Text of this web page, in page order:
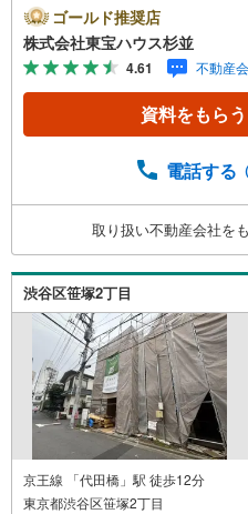
まる「未来カレンダー
うご自宅リフォームを
ラブ」。 ・不動産売却
るCG加工ホームステイ
税理士による確定申告
す。◆ご予約に際して
覧（居住中物件）の手
ご案内が可能となりま
い。◆物件のご案内は◆
迎え・最寄駅での待ち
待ち合わせなど、ご希
ゴールド推奨店
株式会社東宝ハウス杉並
4.61 不動産
資料をもらう
電話する
取り扱い不動産会社を
渋谷区笹塚2丁目
京王線 「代田橋」駅 徒歩12分
東京都渋谷区笹塚2丁目